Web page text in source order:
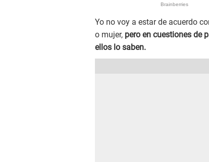
Yo no voy a estar de acuerdo
o mujer, pero en cuestiones de
ellos lo saben.